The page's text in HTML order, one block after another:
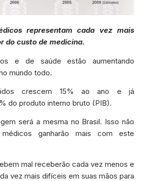
representam cada vez mais
do custo de medicina.
e de saúde estão aumentando
mundo todo.
crescem 15% ao ano e já
do produto interno bruto (PIB).
será a mesma no Brasil. Isso não
ganharão mais com este
mal receberão cada vez menos e
vez mais difíceis em suas mãos para